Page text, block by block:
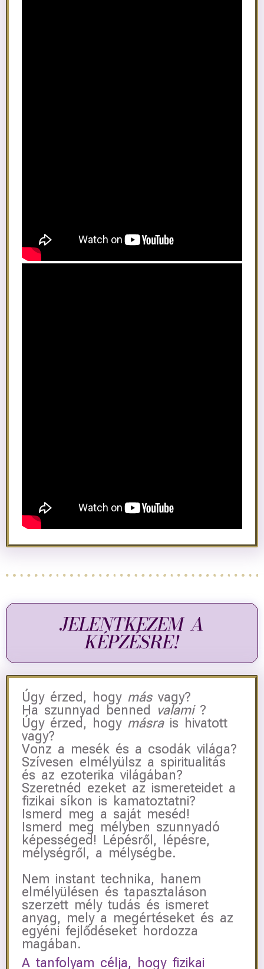
JELENTKEZEM A
KÉPZÉSRE!
Úgy érzed, hogy más vagy?
Ha szunnyad benned
valami?
Úgy érzed, hogy másra is hivatott
vagy?
Vonz a mesék és a csodák világa?
Szívesen elmélyülsz a spiritualitás
és az ezoterika világában?
Szeretnéd ezeket az ismereteidet a
fizikai síkon is kamatoztatni?
Ismerd meg a saját meséd!
Ismerd meg mélyben szunnyadó
képességed! Lépésről, lépésre,
mélységről, a mélységbe.
Nem instant technika, hanem
elmélyülésen és tapasztaláson
szerzett mély tudás és ismeret
anyag, mely a megértéseket és az
egyéni fejlődéseket hordozza
magában.
A tanfolyam célja, hogy fizikai